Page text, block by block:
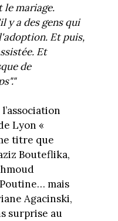
mariage.
y a des gens qui
Et puis,
Et
de
Lyon «
titre que
Bouteflika,
mais
Agacinski,
surprise au